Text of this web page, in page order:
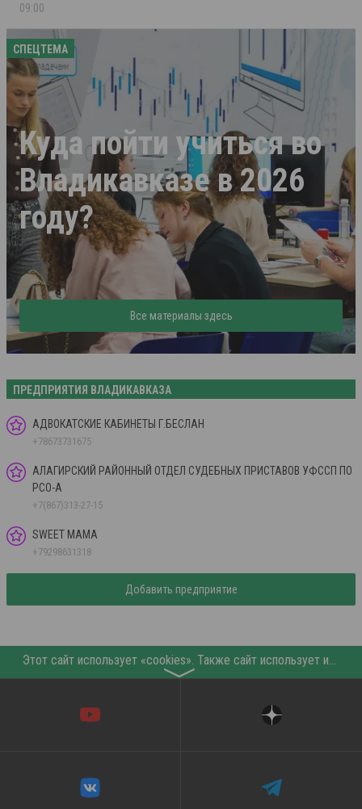
09:00
СПЕЦТЕМА
Куда пойти учиться во
Владикавказе в 2026
году?
Все материалы здесь
ПРЕДПРИЯТИЯ ВЛАДИКАВКАЗА
АДВОКАТСКИЕ КАБИНЕТЫ Г.БЕСЛАН
+78673731675
АЛАГИРСКИЙ РАЙОННЫЙ ОТДЕЛ СУДЕБНЫХ ПРИСТАВОВ УФССП ПО
РСО-А
+7(867)313-27-15
SWEET MAMA
+79298631318
Добавить предприятие
Этот сайт использует «cookies». Также сайт использует интернет-сервис для сбора технических данных касательно посетителей с целью получения маркетинговой и статистической информации. Условия обработки данных посетителей сайта см.
〉